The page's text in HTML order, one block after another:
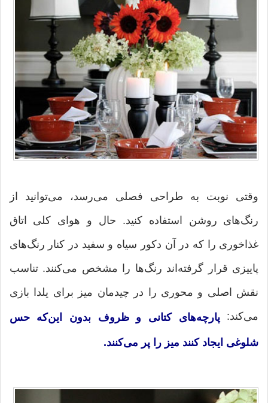
وقتی نوبت به طراحی فصلی می‌رسد، می‌توانید از
رنگ‌های روشن استفاده کنید. حال و هوای كلی اتاق
غذاخوری را كه در آن دكور سیاه و سفید در كنار رنگ‌های
پاییزی قرار گرفته‌اند رنگ‌ها را مشخص می‌كنند. تناسب
نقش اصلی و محوری را در چیدمان میز برای یلدا بازی
می‌كند:پارچه‌های كتانی و ظروف بدون این‌كه حس
شلوغی ایجاد كنند میز را پر می‌كنند.